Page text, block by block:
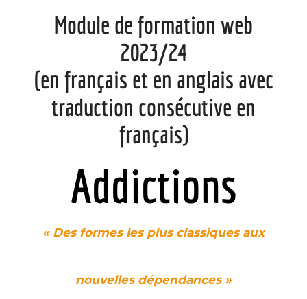
Module de formation web
2023/24
(en français et en anglais avec
traduction consécutive en
français)
Addictions
« Des formes les plus classiques aux
nouvelles dépendances »